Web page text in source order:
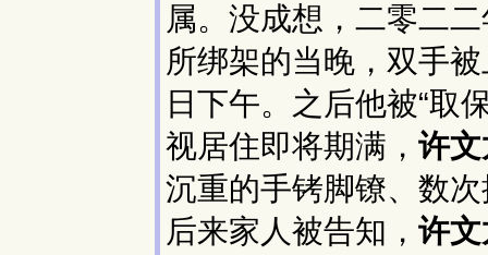
属。没成想，二零二
所绑架的当晚，双手
日下午。之后他被“取
视居住即将期满， 许
沉重的手铐脚镣、数
后来家人被告知， 许